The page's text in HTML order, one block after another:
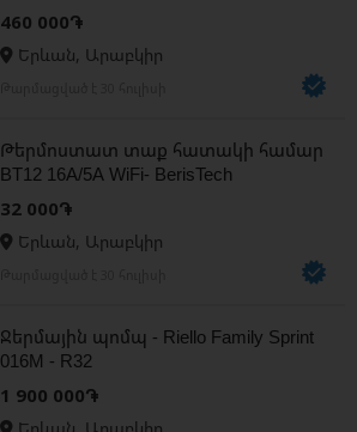
460 000֏
Երևան, Արաբկիր
Թերմոստատ տաք հատակի համար
BT12 16A/5A WiFi- BerisTech
32 000֏
Երևան, Արաբկիր
Ջերմային պոմպ - Riello Family Sprint
016M - R32
1 900 000֏